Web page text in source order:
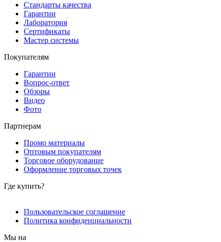
Стандарты качества
Гарантии
Лаборатория
Сертификаты
Мастер системы
Покупателям
Гарантии
Вопрос-ответ
Обзоры
Видео
Фото
Партнерам
Промо материалы
Оптовым покупателям
Торговое оборудование
Оформление торговых точек
Где купить?
Пользовательское соглашение
Политика конфиденциальности
Мы на